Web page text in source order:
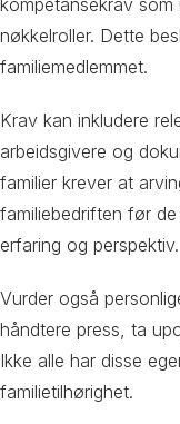
kompetansekrav
nøkkelroller. Dette
familiemedlemmet.
Krav kan inkludere
arbeidsgivere og
familier krever at
familiebedriften før
erfaring og perspektiv.
Vurder også
håndtere press, ta
Ikke alle har disse
familietilhørighet.